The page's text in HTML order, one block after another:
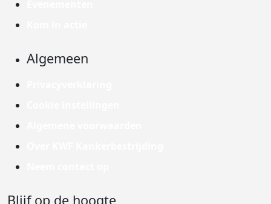
Algemeen
Blijf op de hoogte